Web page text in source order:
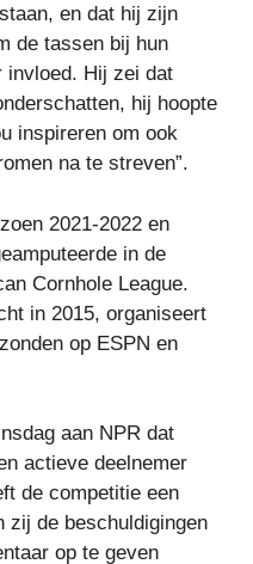
en dat hij zijn
de tassen bij hun
invloed. Hij zei dat
hij hoopte
inspireren om ook
na te streven”.
2021-2022 en
in de
Cornhole League.
in 2015, organiseert
op ESPN en
aan NPR dat
actieve deelnemer
de competitie een
zij de beschuldigingen
op te geven